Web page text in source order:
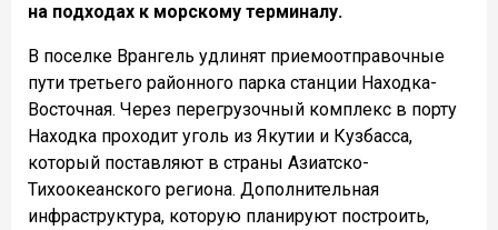
на подходах к морскому терминалу.
В поселке Врангель удлинят приемоотправочные
пути третьего районного парка станции Находка-
Восточная. Через перегрузочный комплекс в порту
Находка проходит уголь из Якутии и Кузбасса,
который поставляют в страны Азиатско-
Тихоокеанского региона. Дополнительная
инфраструктура, которую планируют построить,